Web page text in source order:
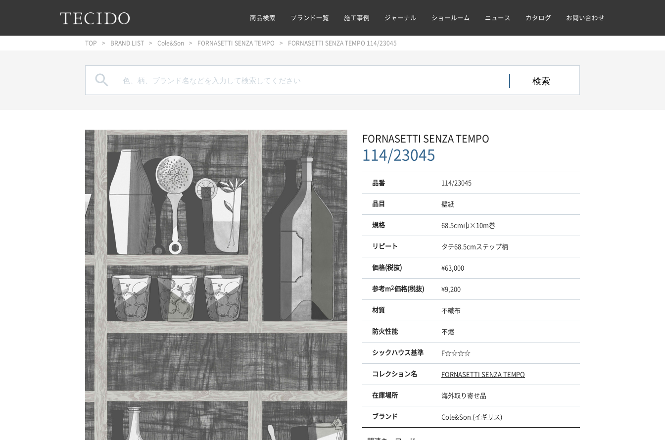
メインナビゲーションへジャンプ
メインコンテンツへジャンプ
フッターへジャンプ 商品検索 ブランド一覧 施工事例 ジャーナル ショールーム ニュース カタログ お問い合わせ
TOP BRAND LIST Cole&Son FORNASETTI SENZA TEMPO FORNASETTI SENZA TEMPO 114/23045

FORNASETTI SENZA TEMPO
114/23045
品番 114/23045
品目 壁紙
規格 68.5cm巾×10m巻
リピート タテ68.5cmステップ柄
価格(税抜) ¥63,000
参考m2価格(税抜) ¥9,200
材質 不織布
防火性能 不燃
シックハウス基準 F☆☆☆☆
コレクション名 FORNASETTI SENZA TEMPO
在庫場所 海外取り寄せ品
ブランド Cole&Son (イギリス)